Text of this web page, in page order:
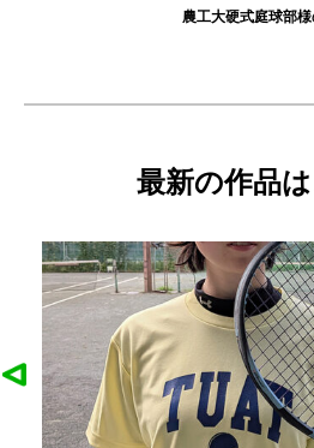
農工大硬式庭球部
最新の作品